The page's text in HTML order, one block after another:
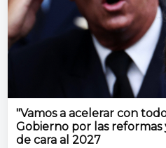
"Vamos a acelerar con
Gobierno por las reformas
de cara al 2027